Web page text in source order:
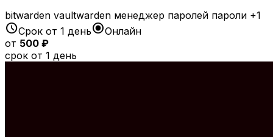
bitwarden vaultwarden менеджер паролей пароли +1
scheduleСрок от 1 деньradio_button_checkedОнлайн
от 500 ₽
срок от 1 день